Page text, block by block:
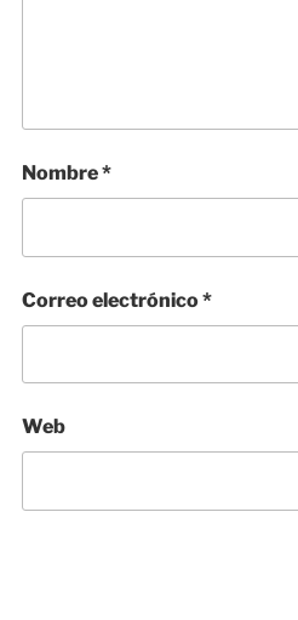
Nombre*
Correo electrónico*
Web